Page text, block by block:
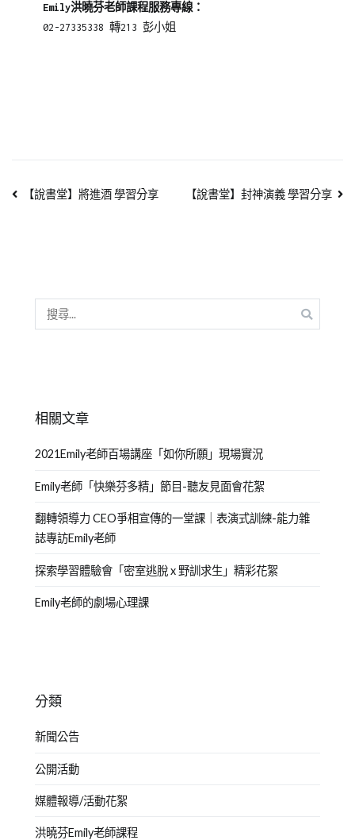
Emily洪曉芬老師課程服務專線：
02-27335338 轉213 彭小姐
【說書堂】將進酒 學習分享 【說書堂】封神演義 學習分享
相關文章
2021Emily老師百場講座「如你所願」現場實況
Emily老師「快樂芬多精」節目-聽友見面會花絮
翻轉領導力 CEO爭相宣傳的一堂課｜表演式訓練-能力雜
誌專訪Emily老師
探索學習體驗會「密室逃脫 x 野訓求生」精彩花絮
Emily老師的劇場心理課
分類
新聞公告
公開活動
媒體報導/活動花絮
洪曉芬Emily老師課程